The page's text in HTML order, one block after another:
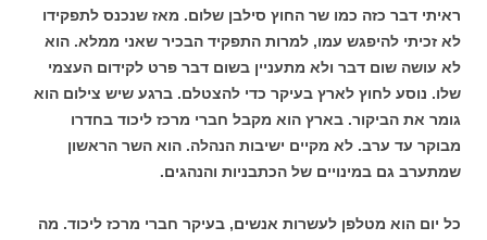
ראיתי דבר כזה כמו שר החוץ סילבן שלום. מאז שנכנס לתפקידו
לא זכיתי להיפגש עמו, למרות התפקיד הבכיר שאני ממלא. הוא
לא עושה שום דבר ולא מתעניין בשום דבר פרט לקידום העצמי
שלו. נוסע לחוץ לארץ בעיקר כדי להצטלם. ברגע שיש צילום הוא
גומר את הביקור. בארץ הוא מקבל חברי מרכז ליכוד בחדרו
מבוקר עד ערב. לא מקיים ישיבות הנהלה. הוא השר הראשון
שמתערב גם במינויים של הכתבניות והנהגים.
כל יום הוא מטלפן לעשרות אנשים, בעיקר חברי מרכז ליכוד. מה